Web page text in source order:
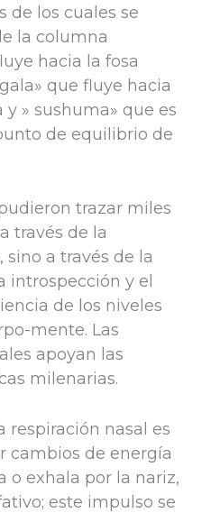
de los cuales se
la columna
hacia la fosa
que fluye hacia
» sushuma» que es
de equilibrio de
trazar miles
través de la
a través de la
introspección y el
de los niveles
mente. Las
apoyan las
milenarias.
respiración nasal es
cambios de energía
o exhala por la nariz,
este impulso se